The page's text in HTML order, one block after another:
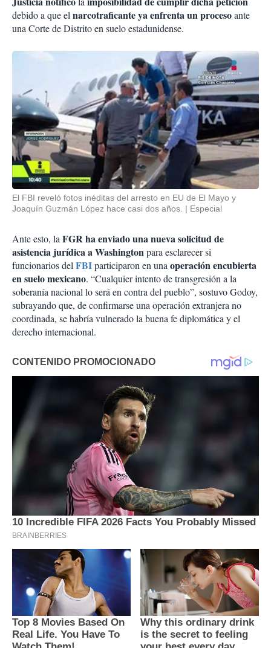
debido a que elnarcotraficante ya enfrentaun procesoante
una Corte de Distrito en suelo estadunidense.
El FBI reveló fotos inéditas del arresto en EU de El Mayo y
Joaquín Guzmán López hace casi dos años.
Especial
Ante esto, laFGR ha enviado una nueva solicitud de
asistencia jurídica a Washingtonpara esclarecer si
funcionarios delFBIparticiparon en unaoperación encubierta
en suelo mexicano. “Cualquier intento de transgresión a la
soberanía nacional lo será en contra del pueblo”, sostuvo Godoy,
subrayando que, de confirmarse una operación extranjera no
coordinada, se habría vulnerado la buena fe diplomática y el
derecho internacional.